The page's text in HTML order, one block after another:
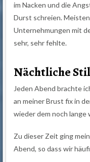
im Nacken und die
Durst schreien.
Unternehmungen mit
sehr, sehr fehlte.
Nächtliche
Jeden Abend brachte
an meiner Brust fix in
wieder dem noch lange
Zu dieser Zeit ging
Abend, so dass wir